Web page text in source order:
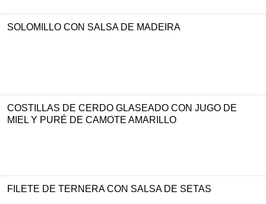
SOLOMILLO CON SALSA DE MADEIRA
COSTILLAS DE CERDO GLASEADO CON JUGO DE
MIEL Y PURÉ DE CAMOTE AMARILLO
FILETE DE TERNERA CON SALSA DE SETAS